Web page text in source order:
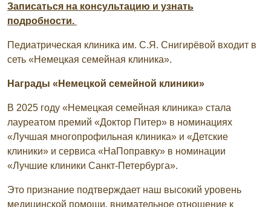
Записаться на консультацию и узнать
подробности.
Педиатрическая клиника им. С.Я. Снигирёвой входит в
сеть «Немецкая семейная клиника».
Награды «Немецкой семейной клиники»
В 2025 году «Немецкая семейная клиника» стала
лауреатом премий «Доктор Питер» в номинациях
«Лучшая многопрофильная клиника» и «Детские
клиники» и сервиса «НаПоправку» в номинации
«Лучшие клиники Санкт-Петербурга».
Это признание подтверждает наш высокий уровень
медицинской помощи, внимательное отношение к